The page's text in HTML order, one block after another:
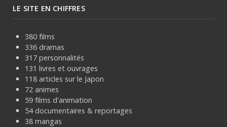
LE SITE EN CHIFFRES
380 films
336 dramas
317 personnalités
131 livres et ouvrages
118 articles sur le Japon
72 animes
59 films d'animation
54 documentaires & reportages
38 mangas